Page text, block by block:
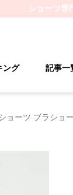
ショーツ専
ング 記事一
ョーツ ブラショ